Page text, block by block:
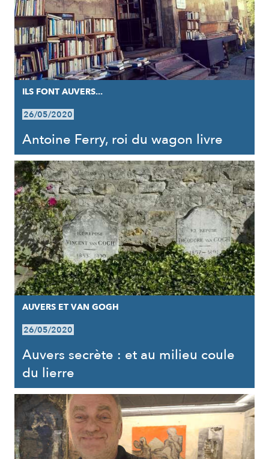
ILS FONT AUVERS...
26/05/2020
Antoine Ferry, roi du wagon livre
AUVERS ET VAN GOGH
26/05/2020
Auvers secrète : et au milieu coule
du lierre